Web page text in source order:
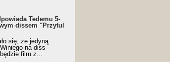
Tedemu 5-
dissem "Przytul
się, że jedyną
na diss
film z...